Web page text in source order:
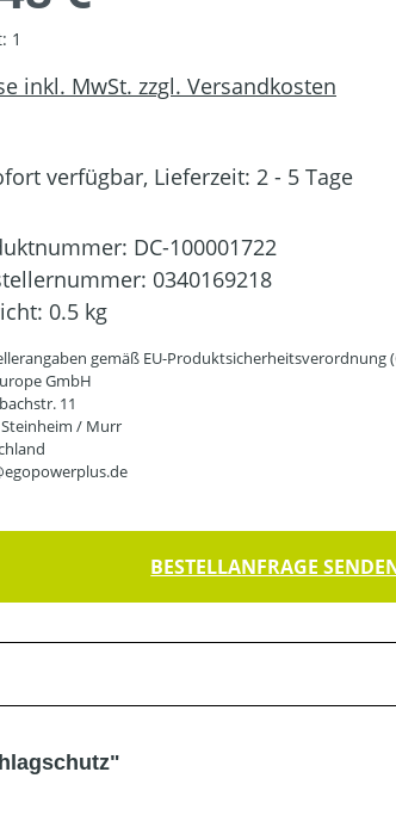
1
inkl. MwSt. zzgl. Versandkosten
verfügbar, Lieferzeit: 2 - 5 Tage
DC-100001722
0340169218
0.5 kg
gemäß EU-Produktsicherheitsverordnung
GmbH
11
Steinheim / Murr
BESTELLANFRAGE